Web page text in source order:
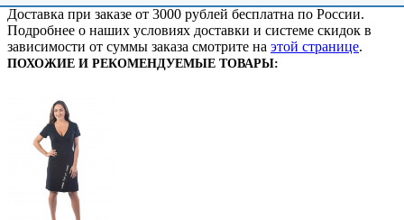
Доставка при заказе от 3000 рублей бесплатна по России.
Подробнее о наших условиях доставки и системе скидок в
зависимости от суммы заказа смотрите на этой странице.
ПОХОЖИЕ И РЕКОМЕНДУЕМЫЕ ТОВАРЫ: